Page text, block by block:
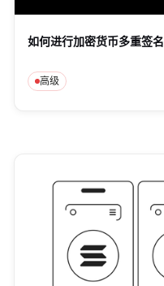
如何进行加密货币多重签名
高级